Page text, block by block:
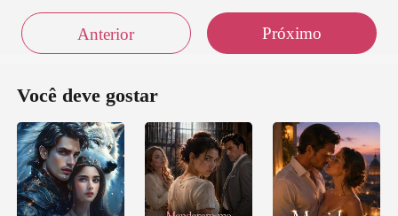
Anterior Próximo
Você deve gostar